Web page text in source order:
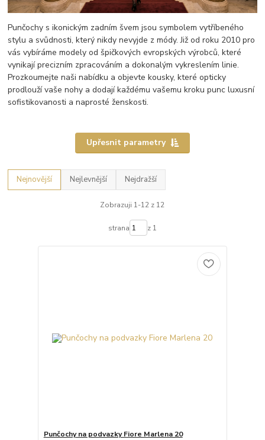
Punčochy s ikonickým zadním švem jsou symbolem vytříbeného
stylu a svůdnosti, který nikdy nevyjde z módy. Již od roku 2010 pro
vás vybíráme modely od špičkových evropských výrobců, které
vynikají precizním zpracováním a dokonalým vykreslením linie.
Prozkoumejte naši nabídku a objevte kousky, které opticky
prodlouží vaše nohy a dodají každému vašemu kroku punc luxusní
sofistikovanosti a naprosté ženskosti.
Upřesnit parametry
Nejnovější Nejlevnější Nejdražší
Zobrazuji 1-12 z 12
strana z 1
Punčochy na podvazky Fiore Marlena 20